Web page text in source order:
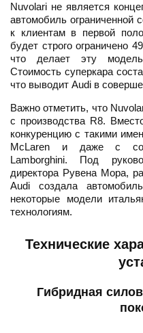
Nuvolari не является
автомобиль ограниченной
к клиентам в первой
будет строго ограничено
что делает эту модель
Стоимость суперкара
что выводит Audi в
Важно отметить, что
с производства R8.
конкуренцию с такими
McLaren и даже с
Lamborghini. Под
директора Рувена Мора,
Audi создала
некоторые модели
технологиям.
Технические
Гибридная